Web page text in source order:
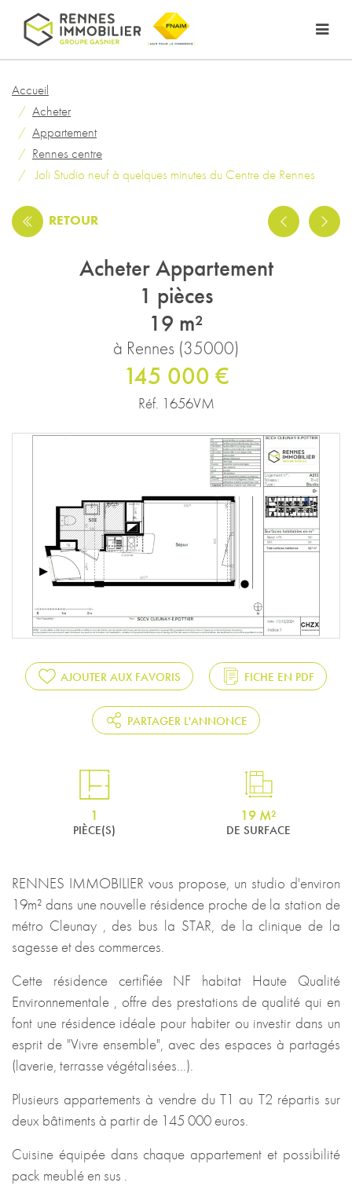
Accueil
Acheter
Appartement
Rennes centre
Joli Studio neuf à quelques minutes du Centre de Rennes
RETOUR
Acheter Appartement
1 pièces
19 m²
à Rennes (35000)
145 000 €
Réf. 1656VM
AJOUTER AUX FAVORIS FICHE EN PDF
PARTAGER L'ANNONCE
1
PIÈCE(S)
19 M²
DE SURFACE
RENNES IMMOBILIER vous propose, un studio d'environ
19m² dans une nouvelle résidence proche de la station de
métro Cleunay , des bus la STAR, de la clinique de la
sagesse et des commerces.
Cette résidence certifiée NF habitat Haute Qualité
Environnementale , offre des prestations de qualité qui en
font une résidence idéale pour habiter ou investir dans un
esprit de "Vivre ensemble", avec des espaces à partagés
(laverie, terrasse végétalisées...).
Plusieurs appartements à vendre du T1 au T2 répartis sur
deux bâtiments à partir de 145 000 euros.
Cuisine équipée dans chaque appartement et possibilité
pack meublé en sus .